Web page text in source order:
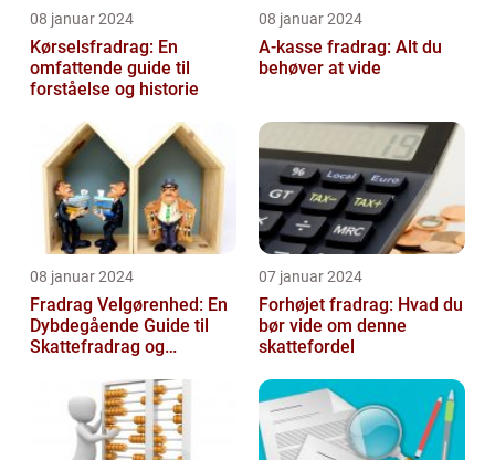
08 januar 2024
Kørselsfradrag: En
omfattende guide til
forståelse og historie
08 januar 2024
A-kasse fradrag: Alt du
behøver at vide
08 januar 2024
Fradrag Velgørenhed: En
Dybdegående Guide til
Skattefradrag og
07 januar 2024
Forhøjet fradrag: Hvad du
bør vide om denne
skattefordel